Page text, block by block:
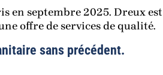
en septembre 2025. Dreux est
offre de services de qualité.
sans précédent.